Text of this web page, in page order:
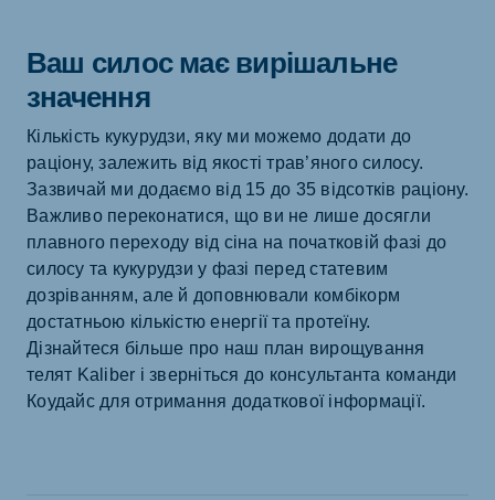
Ваш силос має вирішальне
значення
Кількість кукурудзи, яку ми можемо додати до
раціону, залежить від якості трав’яного силосу.
Зазвичай ми додаємо від 15 до 35 відсотків раціону.
Важливо переконатися, що ви не лише досягли
плавного переходу від сіна на початковій фазі до
силосу та кукурудзи у фазі перед статевим
дозріванням, але й доповнювали комбікорм
достатньою кількістю енергії та протеїну.
Дізнайтеся більше про наш план вирощування
телят Kaliber і зверніться до консультанта команди
Коудайс для отримання додаткової інформації.